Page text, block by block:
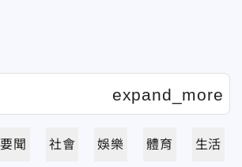
要聞 社會 娛樂 體育 生活